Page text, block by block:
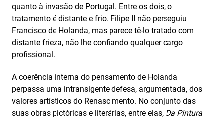
quanto à invasão de Portugal. Entre os dois, o
tratamento é distante e frio. Filipe II não perseguiu
Francisco de Holanda, mas parece tê-lo tratado com
distante frieza, não lhe confiando qualquer cargo
profissional.
A coerência interna do pensamento de Holanda
perpassa uma intransigente defesa, argumentada, dos
valores artísticos do Renascimento. No conjunto das
suas obras pictóricas e literárias, entre elas, Da Pintura